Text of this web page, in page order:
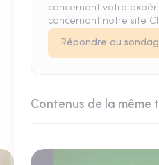
concernant votre
concernant notre site
Répondre au
Contenus de la même